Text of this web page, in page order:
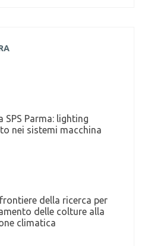
SPS Parma: lighting
nei sistemi macchina
della ricerca per
delle colture alla
climatica